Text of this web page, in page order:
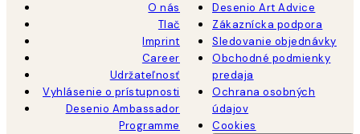
O nás
Tlač
Imprint
Career
Udržateľnosť
Vyhlásenie o prístupnosti
Desenio Ambassador
Programme
Desenio Art Advice
Zákaznícka podpora
Sledovanie objednávky
Obchodné podmienky
predaja
Ochrana osobných
údajov
Cookies